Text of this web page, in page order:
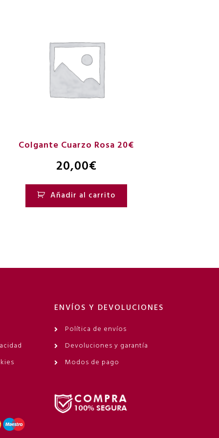
Colgante Cuarzo Rosa 20€
20,00€
Añadir al carrito
ENVÍOS Y DEVOLUCIONES
Política de envíos
Devoluciones y garantía
Modos de pago